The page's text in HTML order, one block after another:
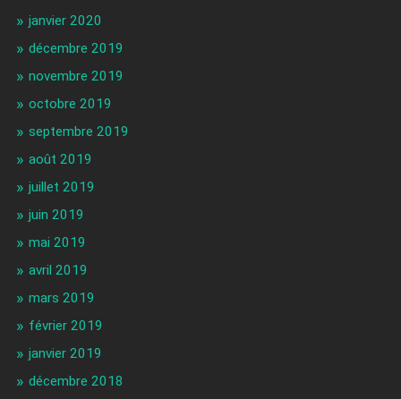
janvier 2020
décembre 2019
novembre 2019
octobre 2019
septembre 2019
août 2019
juillet 2019
juin 2019
mai 2019
avril 2019
mars 2019
février 2019
janvier 2019
décembre 2018